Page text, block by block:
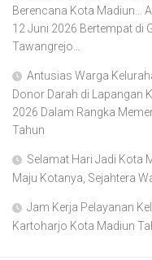
Berencana Kota Madiun…
12 Juni 2026 Bertempat di
Tawangrejo…
Antusias Warga
Donor Darah di Lapangan
2026 Dalam Rangka
Tahun
Selamat Hari Jadi Kota
Maju Kotanya, Sejahtera
Jam Kerja Pelayanan
Kartoharjo Kota Madiun